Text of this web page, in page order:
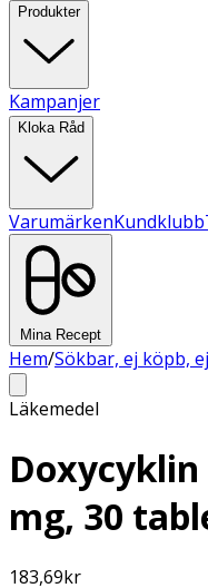
Produkter
Kampanjer
Kloka Råd
VarumärkenKundklubb
Mina Recept
Hem/Sökbar, ej köpb,
Läkemedel
mg, 30
183,69kr